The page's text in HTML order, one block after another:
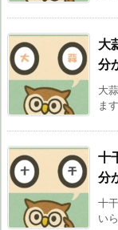
大
分
大
ま
十
分
十
い